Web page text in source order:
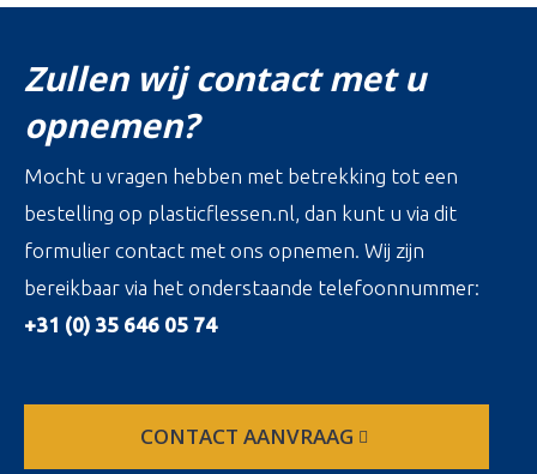
Zullen wij contact met u
opnemen?
Mocht u vragen hebben met betrekking tot een
bestelling op plasticflessen.nl, dan kunt u via dit
formulier contact met ons opnemen. Wij zijn
bereikbaar via het onderstaande telefoonnummer:
+31 (0) 35 646 05 74
CONTACT AANVRAAG